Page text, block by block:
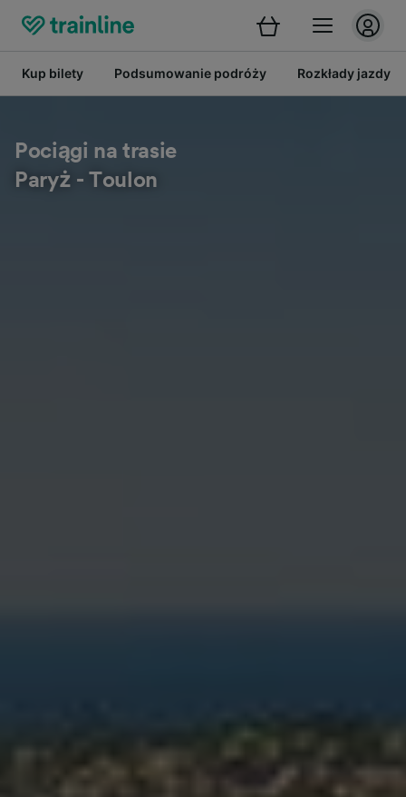
Kup bilety Podsumowanie podróży Rozkłady jazdy
Pociągi na trasie
Paryż - Toulon